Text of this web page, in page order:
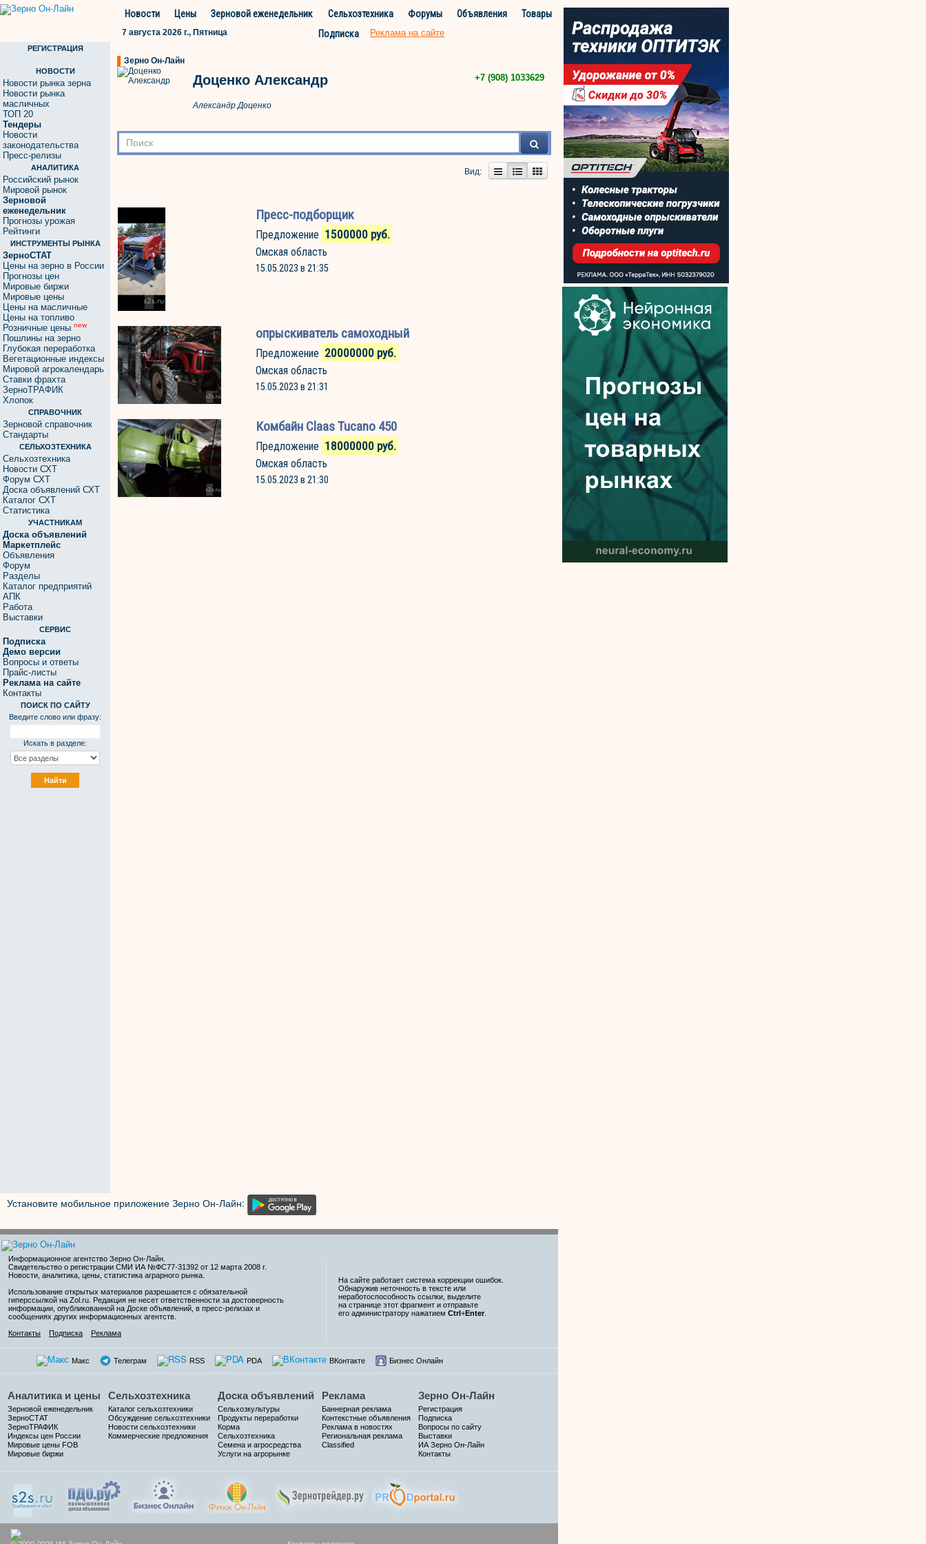
Новости Цены Зерновой еженедельник Сельхозтехника Форумы Объявления
Товары
Подписка
7 августа 2026 г., Пятница Реклама на сайте
РЕГИСТРАЦИЯ
НОВОСТИ
Новости рынка зерна
Новости рынка
масличных
ТОП 20
Тендеры
Новости
законодательства
Пресс-релизы
АНАЛИТИКА
Российский рынок
Мировой рынок
Зерновой
еженедельник
Прогнозы урожая
Рейтинги
ИНСТРУМЕНТЫ РЫНКА
ЗерноСТАТ
Цены на зерно в России
Прогнозы цен
Мировые биржи
Мировые цены
Цены на масличные
Цены на топливо
Розничные цены new
Пошлины на зерно
Глубокая переработка
Вегетационные индексы
Мировой агрокалендарь
Ставки фрахта
ЗерноТРАФИК
Хлопок
СПРАВОЧНИК
Зерновой справочник
Стандарты
СЕЛЬХОЗТЕХНИКА
Сельхозтехника
Новости СХТ
Форум СХТ
Доска объявлений СХТ
Каталог СХТ
Статистика
УЧАСТНИКАМ
Доска объявлений
Маркетплейс
Объявления
Форум
Разделы
Каталог предприятий
АПК
Работа
Выставки
СЕРВИС
Подписка
Демо версии
Вопросы и ответы
Прайс-листы
Реклама на сайте
Контакты
ПОИСК ПО САЙТУ
Введите слово или фразу:
Искать в разделе:
Зерно Он-Лайн
Доценко Александр
Александр Доценко
+7 (908) 1033629
Вид:
Пресс-подборщик
Предложение 1500000 руб.
Омская область
15.05.2023 в 21:35
опрыскиватель самоходный
Предложение 20000000 руб.
Омская область
15.05.2023 в 21:31
Комбайн Claas Tucano 450
Предложение 18000000 руб.
Омская область
15.05.2023 в 21:30
Установите мобильное приложение Зерно Он-Лайн:
Информационное агентство Зерно Он-Лайн
Свидетельство о регистрации СМИ ИА №ФС77-31392 от 12 марта 2008 г.
Новости, аналитика, цены, статистика аграрного рынка.
Использование открытых материалов разрешается с обязательной
гиперссылкой на Zol.ru. Редакция не несет ответственности за достоверность
информации, опубликованной на Доске объявлений, в пресс-релизах и
сообщениях других информационных агентств.
Контакты
Подписка Реклама
На сайте работает система коррекции ошибок.
Обнаружив неточность в тексте или
неработоспособность ссылки, выделите
на странице этот фрагмент и отправьте
его администратору нажатием Ctrl+Enter
Макс Телеграм RSS PDA ВКонтакте Бизнес Онлайн
Аналитика и цены
Зерновой еженедельник
ЗерноСТАТ
ЗерноТРАФИК
Индексы цен России
Мировые цены FOB
Мировые биржи
Сельхозтехника
Каталог сельхозтехники
Обсуждение сельхозтехники
Новости сельхозтехники
Коммерческие предложения
Доска объявлений
Сельхозкультуры
Продукты переработки
Корма
Сельхозтехника
Семена и агросредства
Услуги на агрорынке
Реклама
Баннерная реклама
Контекстные объявления
Реклама в новостях
Региональная реклама
Classified
Зерно Он-Лайн
Регистрация
Подписка
Вопросы по сайту
Выставки
ИА Зерно Он-Лайн
Контакты